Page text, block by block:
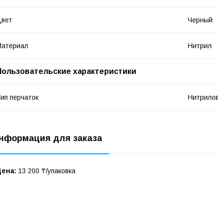
Черный
Нитрил
характеристики
перчаток
для заказа
13 200 ₸/упаковка